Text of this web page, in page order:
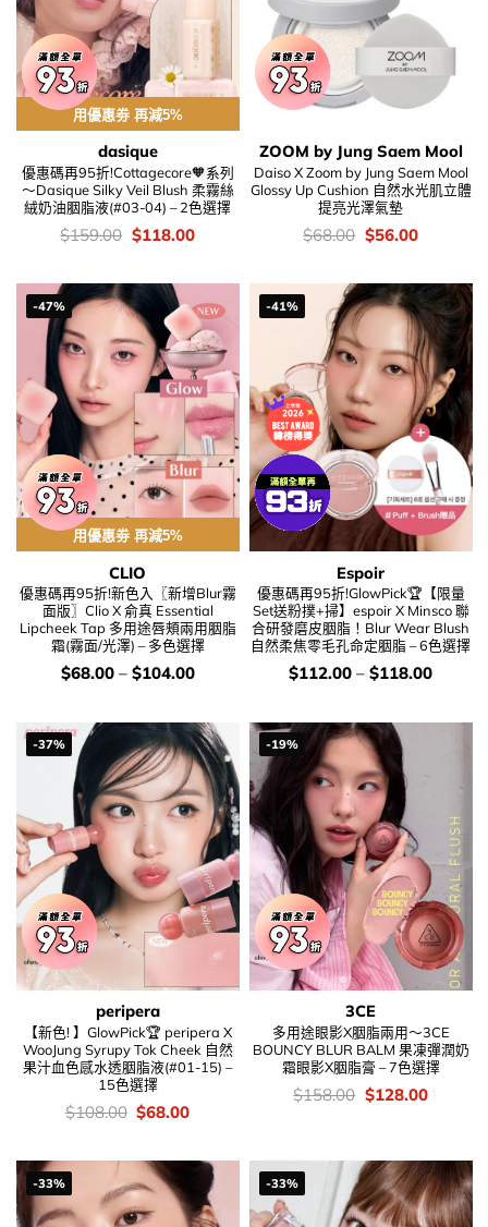
用優惠劵 再減5%
dasique
優惠碼再95折!Cottagecore🧡系列
～Dasique Silky Veil Blush 柔霧絲
絨奶油胭脂液(#03-04) – 2色選擇
價
錢：
$159.00 Original
price
$159.00.
$118.00Current
$118.00.
ZOOM by Jung Saem Mool
Daiso X Zoom by Jung Saem Mool
Glossy Up Cushion 自然水光肌立體
提亮光澤氣墊
價
錢：
$68.00 Original
price
$68.00.
$56.00Current
$56.00.
-47%
用優惠劵 再減5%
CLIO
優惠碼再95折!新色入〖新增Blur霧
面版〗Clio X 俞真 Essential
Lipcheek Tap 多用途唇頰兩用胭脂
霜(霧面/光澤) – 多色選擇
價
$68.00– $104.00
-41%
Espoir
優惠碼再95折!GlowPick🏆【限量
Set送粉撲+掃】espoir X Minsco 聯
合研發磨皮胭脂！Blur Wear Blush
自然柔焦零毛孔命定胭脂 – 6色選擇
價
$112.00 – $118.00
-37%
peripera
【新色! 】GlowPick🏆 peripera X
WooJung Syrupy Tok Cheek 自然
果汁血色感水透胭脂液(#01-15) –
15色選擇
價
錢：
$108.00 Original
price
$108.00.
$68.00Current
$68.00.
-19%
3CE
多用途眼影X胭脂兩用～3CE
BOUNCY BLUR BALM 果凍彈潤奶
霜眼影X胭脂膏 – 7色選擇
價
錢：
$158.00 Original
price
$128.00Current
-33% -33%